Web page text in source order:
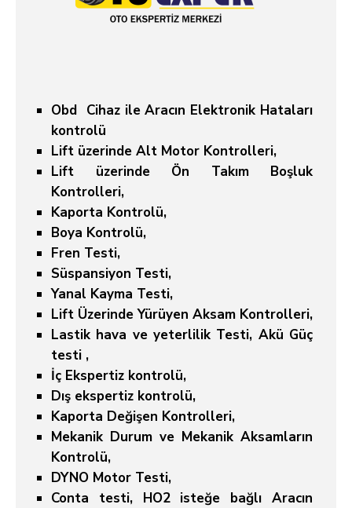
Obd Cihaz ile Aracın Elektronik Hataları
kontrolü
Lift üzerinde Alt Motor Kontrolleri,
Lift üzerinde Ön Takım Boşluk
Kontrolleri,
Kaporta Kontrolü,
Boya Kontrolü,
Fren Testi,
Süspansiyon Testi,
Yanal Kayma Testi,
Lift Üzerinde Yürüyen Aksam Kontrolleri,
Lastik hava ve yeterlilik Testi, Akü Güç
testi ,
İç Ekspertiz kontrolü,
Dış ekspertiz kontrolü,
Kaporta Değişen Kontrolleri,
Mekanik Durum ve Mekanik Aksamların
Kontrolü,
DYNO Motor Testi,
Conta testi, HO2 isteğe bağlı Aracın